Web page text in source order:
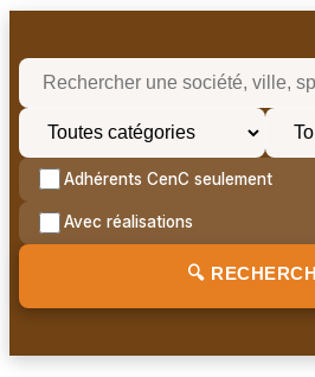
Adhérents CenC seulement
Avec réalisations
🔍